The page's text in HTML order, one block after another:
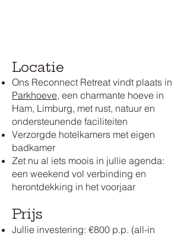
Locatie
Ons Reconnect Retreat vindt plaats in
Parkhoeve, een charmante hoeve in
Ham, Limburg, met rust, natuur en
ondersteunende faciliteiten
Verzorgde hotelkamers met eigen
badkamer
Zet nu al iets moois in jullie agenda:
een weekend vol verbinding en
herontdekking in het voorjaar
Prijs
Jullie investering: €800 p.p. (all-in